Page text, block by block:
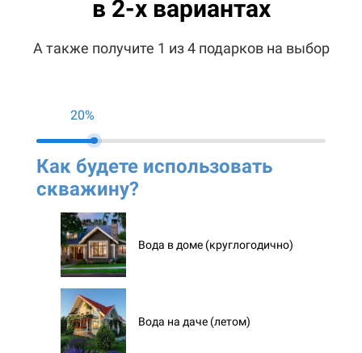
в 2-х вариантах
А также получите 1 из 4 подарков на выбор
20%
Как будете использовать
скважину?
Вода в доме (круглогодично)
Вода на даче (летом)